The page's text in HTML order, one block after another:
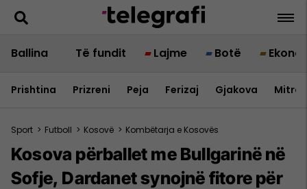
Ballina Të fundit Lajme Botë
Prishtina Prizreni Peja Ferizaj Gjakova
Sport > Futboll > Kosovë > Kombëtarja e Kosovës
Kosova përballet me Bullgarinë në
Sofje, Dardanet synojnë fitore për